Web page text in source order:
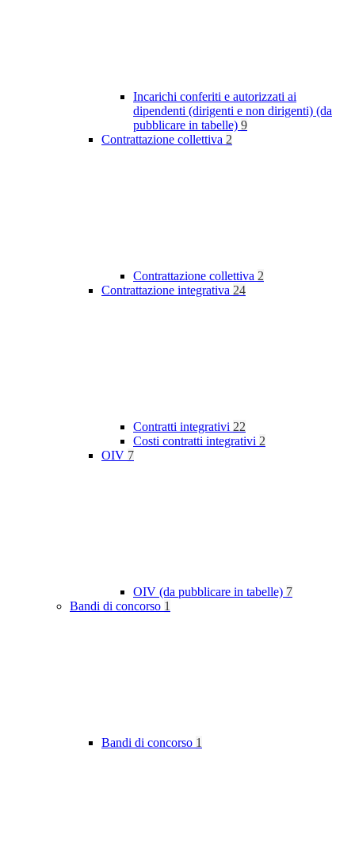
Incarichi conferiti e autorizzati ai
dipendenti (dirigenti e non dirigenti) (da
pubblicare in tabelle) 9
Contrattazione collettiva 2
Contrattazione collettiva 2
Contrattazione integrativa 24
Contratti integrativi 22
Costi contratti integrativi 2
OIV 7
OIV (da pubblicare in tabelle) 7
Bandi di concorso 1
Bandi di concorso 1